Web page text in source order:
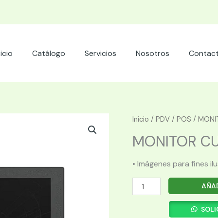
Catálogo Servicios Nosotros
Inicio / PDV / POS /
MONITOR
• Imágenes para fines
MONITOR
CUSTOM